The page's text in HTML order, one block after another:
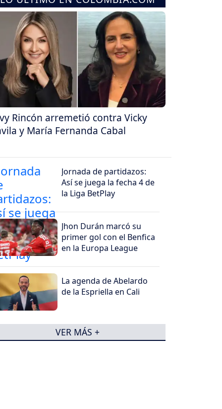
Rincón arremetió contra Vicky
y María Fernanda Cabal
Jornada de partidazos:
Así se juega la fecha 4 de
la Liga BetPlay
Jhon Durán marcó su
primer gol con el Benfica
en la Europa League
La agenda de Abelardo
de la Espriella en Cali
VER MÁS +